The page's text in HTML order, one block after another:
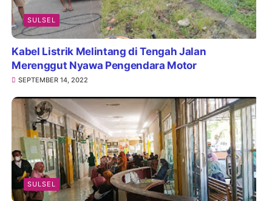
SULSEL
Kabel Listrik Melintang di Tengah Jalan
Merenggut Nyawa Pengendara Motor
SEPTEMBER 14, 2022
SULSEL